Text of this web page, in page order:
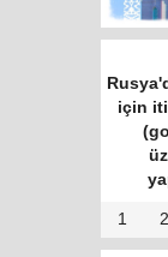
için
1 2